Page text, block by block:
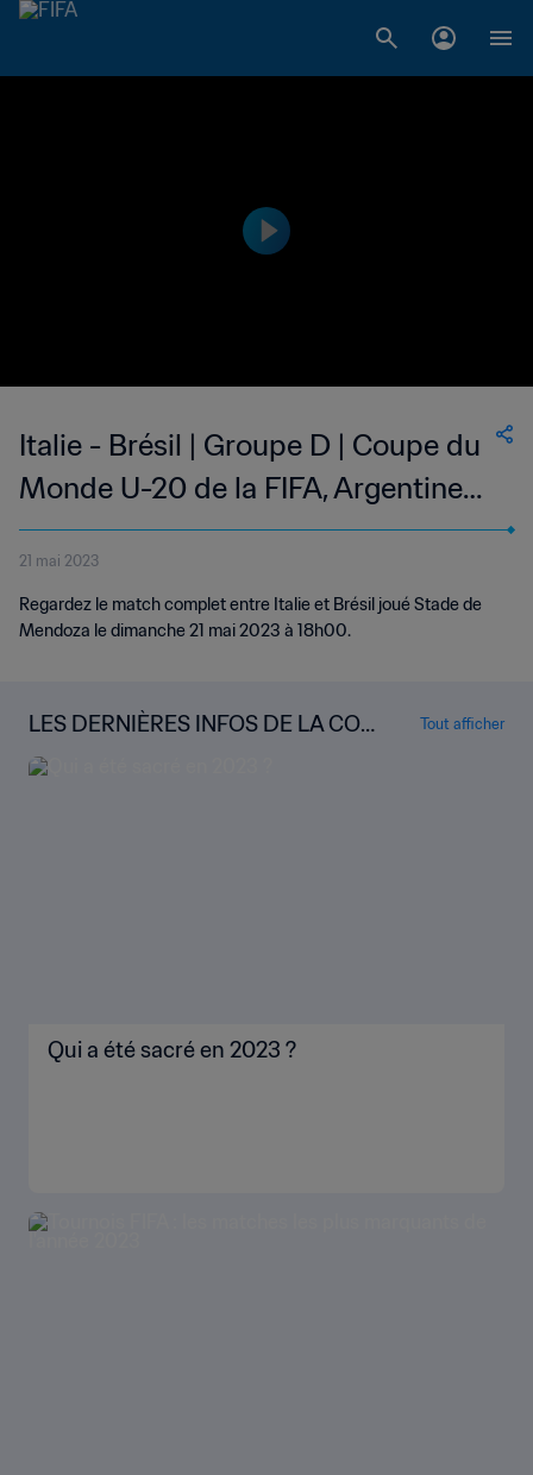
Italie - Brésil | Groupe D | Coupe du
Monde U-20 de la FIFA, Argentine
2023™ | Replay
21 mai 2023
Regardez le match complet entre Italie et Brésil joué Stade de
Mendoza le dimanche 21 mai 2023 à 18h00.
LES DERNIÈRES INFOS DE LA COU
PE DU MONDE U-20 DE LA FIFA
Tout afficher
Qui a été sacré en 2023 ?